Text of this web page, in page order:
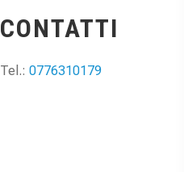
CONTATTI
Tel.: 0776310179